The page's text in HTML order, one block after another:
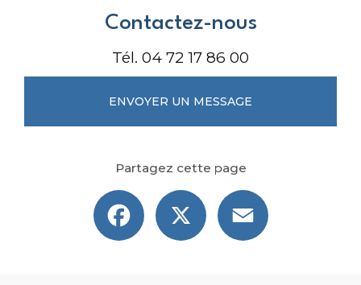
Contactez-nous
Tél. 04 72 17 86 00
ENVOYER UN MESSAGE
Partagez cette page
Facebook